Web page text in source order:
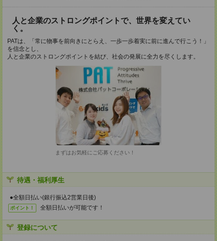
人と企業のストロングポイントで、世界を変えてい
く。
PATは、「常に物事を前向きにとらえ、一歩一歩着実に前に進んで行こう！」
を信念とし、
人と企業のストロングポイントを結び、社会の発展に全力を尽くします。
まずはお気軽にご応募ください！
待遇・福利厚生
●全額日払い(銀行振込2営業日後)
ポイント！ 全額日払いが可能です！
登録について